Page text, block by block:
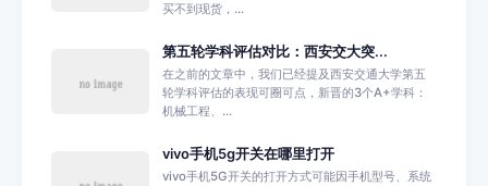
买不到现货，...
第五轮学科评估对比：西安交大突...
在之前的文章中，我们已经提及西安交通大学第五
轮学科评估的表现可圈可点，新晋的3个A+学科：
机械工程、...
vivo手机5g开关在哪里打开
vivo手机5G开关的打开方式可能因手机型号、系统